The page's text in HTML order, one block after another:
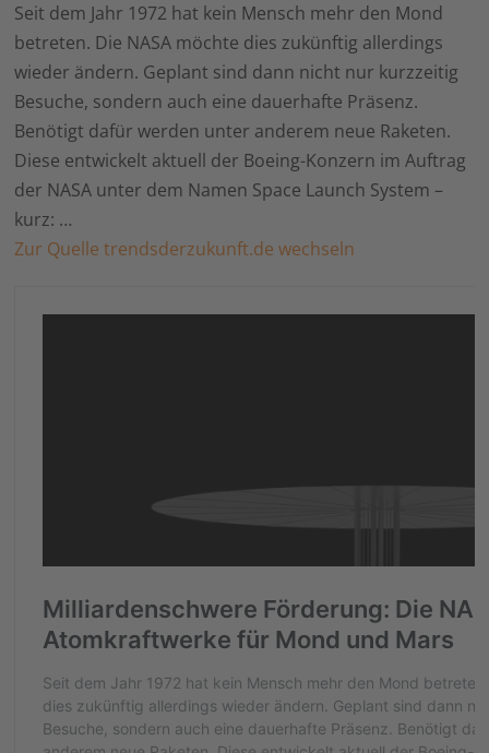
Seit dem Jahr 1972 hat kein Mensch mehr den Mond
betreten. Die NASA möchte dies zukünftig allerdings
wieder ändern. Geplant sind dann nicht nur kurzzeitig
Besuche, sondern auch eine dauerhafte Präsenz.
Benötigt dafür werden unter anderem neue Raketen.
Diese entwickelt aktuell der Boeing-Konzern im Auftrag
der NASA unter dem Namen Space Launch System –
kurz: …
Zur Quelle trendsderzukunft.de wechseln